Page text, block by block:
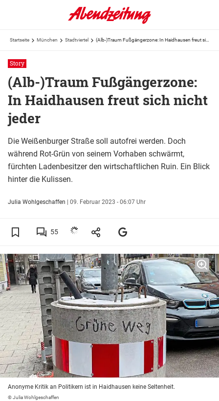
Startseite München Stadtviertel
Story
(Alb-)Traum Fußgängerzone:
In Haidhausen freut sich nicht
jeder
Die Weißenburger Straße soll autofrei werden. Doch
während Rot-Grün von seinem Vorhaben schwärmt,
fürchten Ladenbesitzer den wirtschaftlichen Ruin. Ein Blick
hinter die Kulissen.
Julia Wohlgeschaffen 09. Februar 2023 - 06:07 Uhr
55
Anonyme Kritik an Politikern ist in Haidhausen keine Seltenheit.
© Julia Wohlgeschaffen